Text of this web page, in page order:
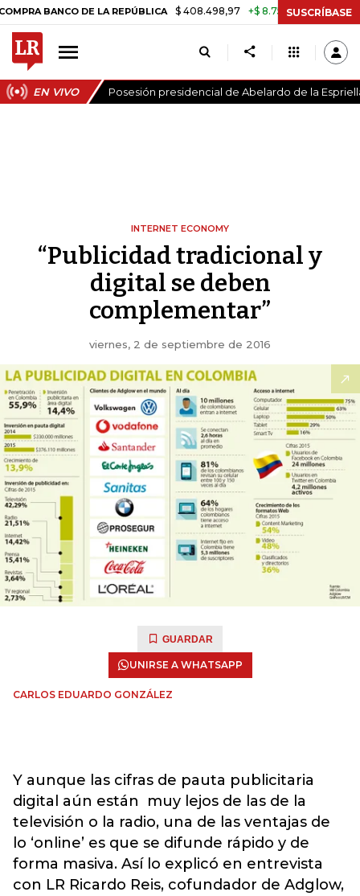
BANCO DE LA REPÚBLICA $ 408.498,97 +$ 8.753,81 +2,19% TASA
SUSCRÍBASE
EN VIVO Posesión presidencial de Abelardo de la
INTERNET ECONOMY
“Publicidad tradicional y
digital se deben
complementar”
viernes, 2 de septiembre de 2016
GUARDAR
UNIRSE A WHATSAPP
CARLOS EDUARDO GONZÁLEZ
Y aunque las cifras de pauta publicitaria
digital aún están muy lejos de las de la
televisión o la radio, una de las ventajas de
lo ‘online’ es que se difunde rápido y de
forma masiva. Así lo explicó en entrevista
con LR Ricardo Reis, cofundador de Adglow,